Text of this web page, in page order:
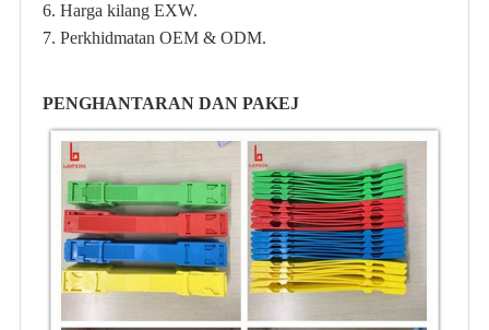
6. Harga kilang EXW.
7. Perkhidmatan OEM & ODM.
PENGHANTARAN DAN PAKEJ